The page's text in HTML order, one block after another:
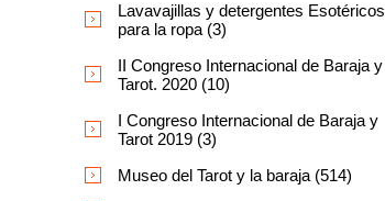
Lavavajillas y detergentes Esotéricos
para la ropa (3)
II Congreso Internacional de Baraja y
Tarot. 2020 (10)
I Congreso Internacional de Baraja y
Tarot 2019 (3)
Museo del Tarot y la baraja (514)